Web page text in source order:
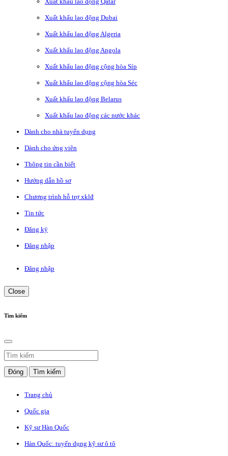
Xuất khẩu lao động Dubai
Xuất khẩu lao động Algeria
Xuất khẩu lao động Angola
Xuất khẩu lao động cộng hòa Síp
Xuất khẩu lao động cộng hòa Séc
Xuất khẩu lao động Belarus
Xuất khẩu lao động các nước khác
Dành cho nhà tuyển dụng
Dành cho ứng viên
Thông tin cần biết
Hướng dẫn hồ sơ
Chương trình hỗ trợ xklđ
Tin tức
Đăng ký
Đăng nhập
Đăng nhập
Close
Tìm kiếm
Đóng Tìm kiếm
Trang chủ
Quốc gia
Kỹ sư Hàn Quốc
Hàn Quốc: tuyển dụng kỹ sư ô tô